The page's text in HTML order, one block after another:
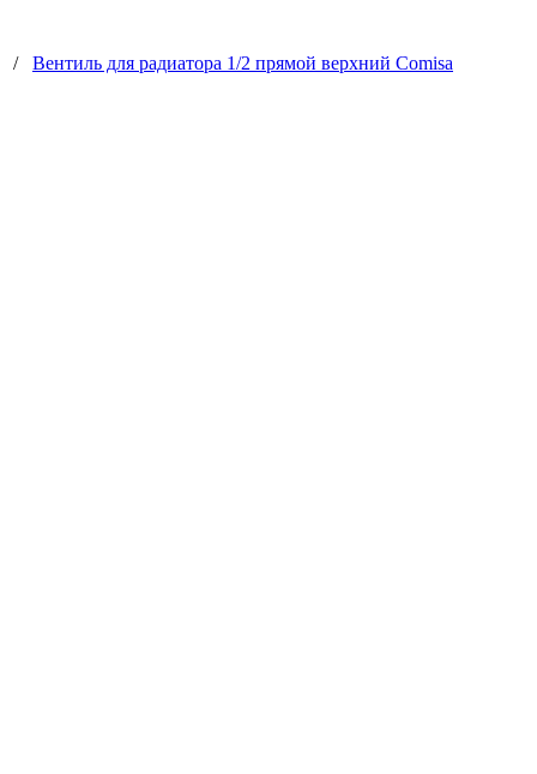
/ Вентиль для радиатора 1/2 прямой верхний Comisa